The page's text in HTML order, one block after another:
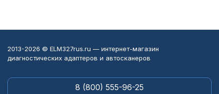
2013-2026 © ELM327rus.ru — интернет-магазин
диагностических адаптеров и автосканеров
8 (800) 555-96-25